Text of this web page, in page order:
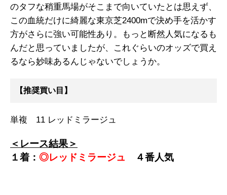
のタフな稍重馬場がそこまで向いていたとは思えず、
この血統だけに綺麗な東京芝2400mで決め手を活かす
方がさらに強い可能性あり。もっと断然人気になるも
んだと思っていましたが、これぐらいのオッズで買え
るなら妙味あるんじゃないでしょうか。
【推奨買い目】
単複 11 レッドミラージュ
＜レース結果＞
１着： ◎レッドミラージュ ４番人気